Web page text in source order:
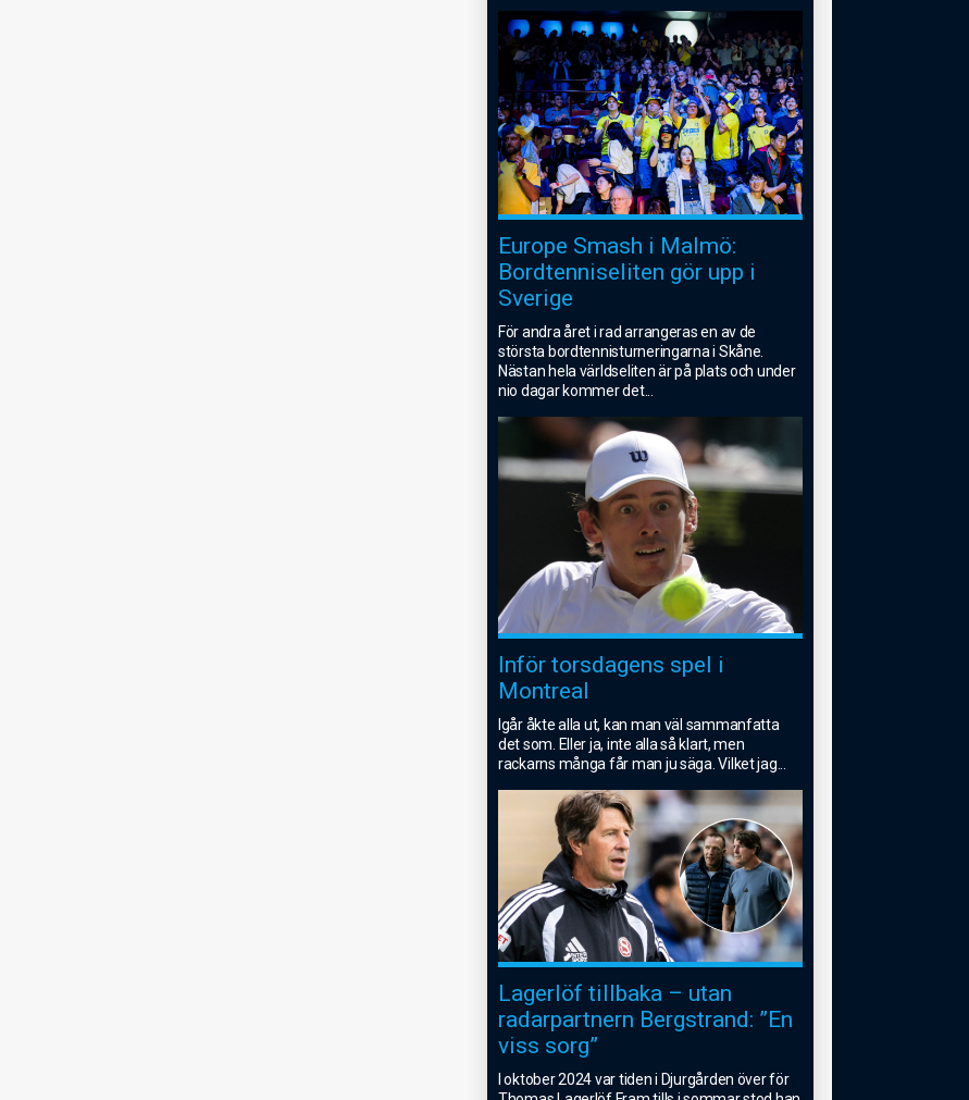
Europe Smash i Malmö:
Bordtenniseliten gör upp i
Sverige
För andra året i rad arrangeras en av de
största bordtennisturneringarna i Skåne.
Nästan hela världseliten är på plats och under
nio dagar kommer det...
Inför torsdagens spel i
Montreal
Igår åkte alla ut, kan man väl sammanfatta
det som. Eller ja, inte alla så klart, men
rackarns många får man ju säga. Vilket jag...
Lagerlöf tillbaka – utan
radarpartnern Bergstrand: ”En
viss sorg”
I oktober 2024 var tiden i Djurgården över för